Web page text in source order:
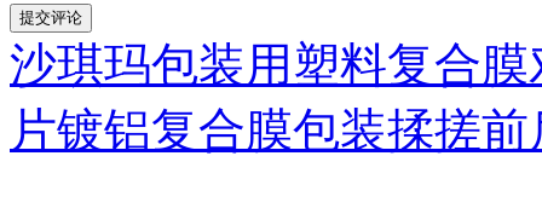
沙琪玛包装用塑料复合
片镀铝复合膜包装揉搓